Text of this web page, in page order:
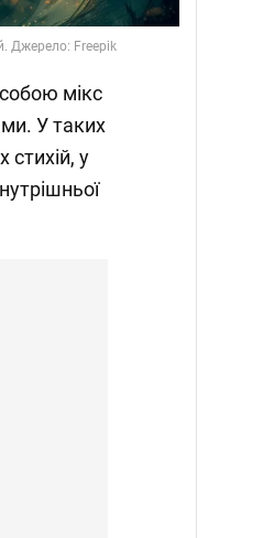
Джерело: Freepik
мікс
У таких
стихій, у